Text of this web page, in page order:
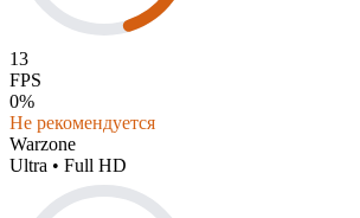
13
FPS
0%
Не рекомендуется
Warzone
Ultra • Full HD